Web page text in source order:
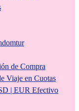
de Compra
Viaje en Cuotas
| EUR Efectivo